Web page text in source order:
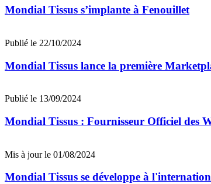
Mondial Tissus s’implante à Fenouillet
Publié le 22/10/2024
Mondial Tissus lance la première
Publié le 13/09/2024
Mondial Tissus : Fournisseur Officiel des
Mis à jour le 01/08/2024
Mondial Tissus se développe à